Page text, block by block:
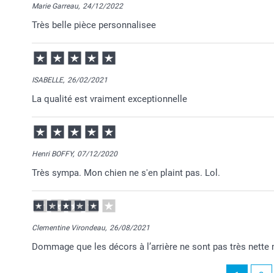
N'hésitez pas à contacter notre service clientèle
vous trouvez petit.
Bien à vous,
Florence @smartphoto
Marie Garreau, 24/12/2022
Très belle pièce personnalisee
ISABELLE, 26/02/2021
La qualité est vraiment exceptionnelle
Henri BOFFY, 07/12/2020
Très sympa. Mon chien ne s'en plaint pas. Lol.
Clementine Virondeau, 26/08/2021
Dommage que les décors à l’arrière ne sont pas très